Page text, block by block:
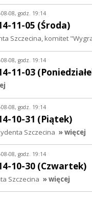
08, godz. 19:14
11-05 (Środa)
Szczecina, komitet
08, godz. 19:14
11-03
08, godz. 19:14
10-31 (Piątek)
Szczecina » więcej
08-08, godz. 19:14
10-30 (Czwartek)
Szczecina » więcej